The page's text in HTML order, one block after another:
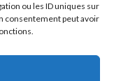
ou les ID uniques sur
consentement peut avoir